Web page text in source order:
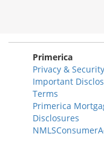
Primerica
Privacy & Security
Important
Terms
Primerica
Disclosures